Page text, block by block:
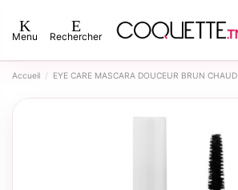
Menu Rechercher
Accueil EYE CARE MASCARA DOUCEUR BRUN CHAUD